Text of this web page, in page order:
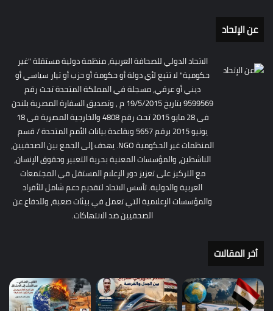
عن الإتحاد
الاتحاد الدولي للصحافة العربية، منظمة دولية مستقلة "غير
حكومية" لا تتبع لأي دولة أو حكومة أو حزب أو تيار سياسي أو
ديني أو عرقي، مسجلة في المملكة المتحدة تحت رقم
9599569 بتاريخ 19/5/2015 م , وتصديق السفارة المصرية بلندن
فى 28 مايو 2015 تحت رقم 4808 والخارجية المصرية فى 18
يونيو 2015 برقم 5657 وبقاعدة بيانات الأمم المتحدة / قسم
المنظمات غير الحكومية NGO. يهدف إلى الجمع بين الصحفيين،
الناشطين، والمؤسسات المعنية بحرية التعبير وحقوق الإنسان،
مع التركيز على تعزيز دور الإعلام المستقل في المجتمعات
العربية والدولية. تأسس الاتحاد لتقديم دعم شامل للأفراد
والمؤسسات الإعلامية التي تعمل في بيئات صعبة، وللدفاع عن
الصحفيين ضد الانتهاكات.
أخر المقالات